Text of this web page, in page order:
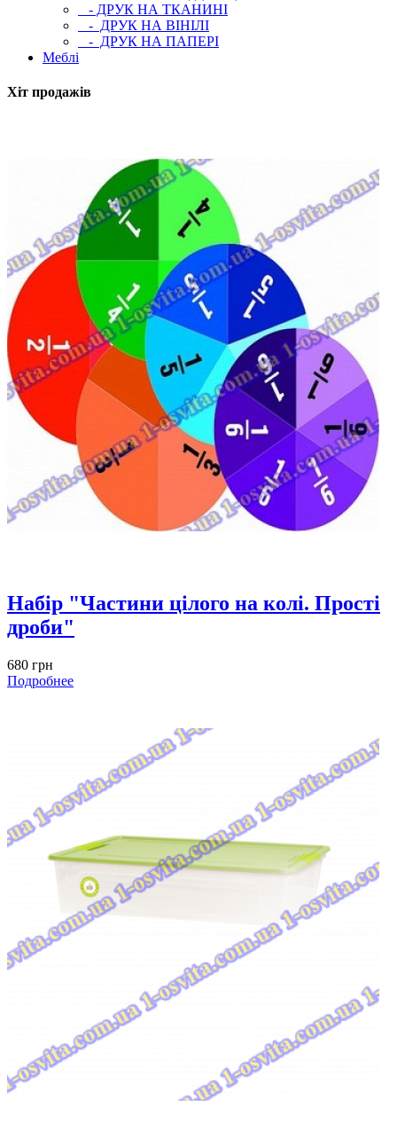
- ДРУК НА ТКАНИНІ
- ДРУК НА ВІНІЛІ
- ДРУК НА ПАПЕРІ
Меблі
Хіт продажів
Набір "Частини цілого на колі. Прості
дроби"
680 грн
Подробнее